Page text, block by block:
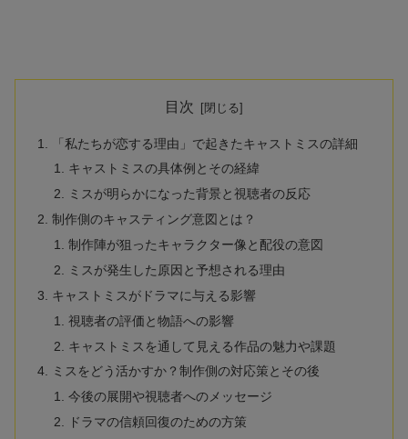
目次
「私たちが恋する理由」で起きたキャストミスの詳細
キャストミスの具体例とその経緯
ミスが明らかになった背景と視聴者の反応
制作側のキャスティング意図とは？
制作陣が狙ったキャラクター像と配役の意図
ミスが発生した原因と予想される理由
キャストミスがドラマに与える影響
視聴者の評価と物語への影響
キャストミスを通して見える作品の魅力や課題
ミスをどう活かすか？制作側の対応策とその後
今後の展開や視聴者へのメッセージ
ドラマの信頼回復のための方策